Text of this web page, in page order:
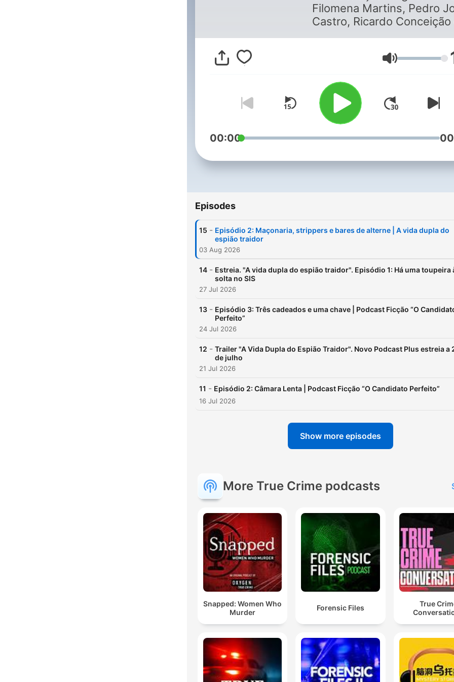
Filomena Martins, Pedro
Castro, Ricardo Conceição
Volume
00:00
Episodes
15 - Episódio 2: Maçonaria, strippers e bares de alterne | A vida dupla do
espião traidor
03 Aug 2026
14 - Estreia. "A vida dupla do espião traidor". Episódio 1: Há uma toupeira
solta no SIS
27 Jul 2026
13 - Episódio 3: Três cadeados e uma chave | Podcast Ficção “O
Perfeito”
24 Jul 2026
12 - Trailer "A Vida Dupla do Espião Traidor". Novo Podcast Plus estreia a
de julho
21 Jul 2026
11 - Episódio 2: Câmara Lenta | Podcast Ficção “O Candidato Perfeito”
16 Jul 2026
Show more episodes
More True Crime podcasts
Snapped: Women Who
Murder
Forensic Files
True